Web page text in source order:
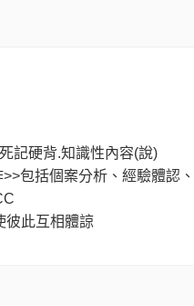
記硬背.知識性內容(說)
包括個案分析、經驗體認
彼此互相體諒